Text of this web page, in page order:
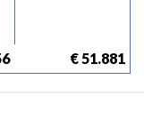
€ 51.881